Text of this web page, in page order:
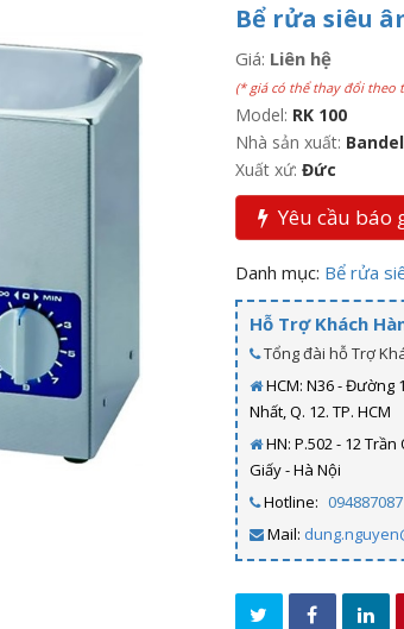
Bể rửa siêu
Giá: Liên hệ
(* giá có thể thay đổi theo
Model: RK 100
Nhà sản xuất:
Xuất xứ: Đức
Yêu cầu báo
Danh mục: Bể rửa
Hỗ Trợ Khách
Tổng đài hỗ Trợ
HCM: N36 - Đường
Nhất, Q. 12. TP. HCM
HN: P.502 - 12 Trần
Giấy - Hà Nội
Hotline:
Mail: